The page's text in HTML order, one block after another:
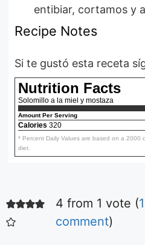
entibiar, cortamos y
Recipe Notes
Si te gustó esta receta
Nutrition Facts
Solomillo a la miel y mostaza
Amount Per Serving
Calories 320
* Percent Daily Values are based on a 2000
diet.
4 from 1 vote (
comment)
de